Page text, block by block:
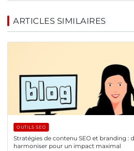
ARTICLES SIMILAIRES
OUTILS SEO
Stratégies de contenu SEO et branding :
harmoniser pour un impact maximal